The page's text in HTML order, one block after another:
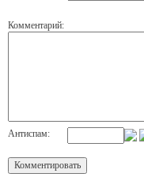
Комментарий:
Антиспам: